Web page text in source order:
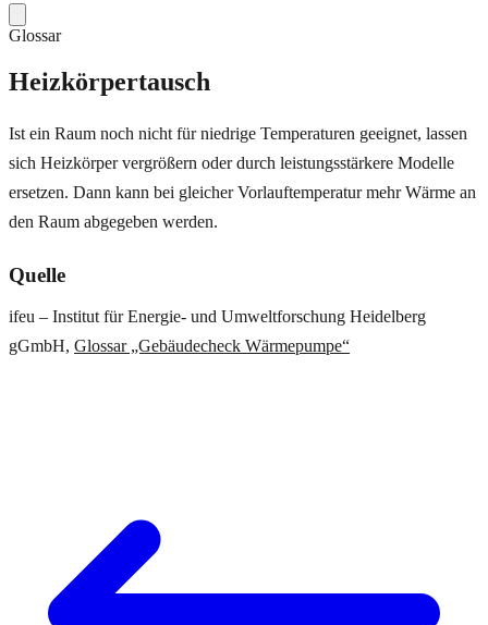
Glossar
Heizkörpertausch
Ist ein Raum noch nicht für niedrige Temperaturen geeignet, lassen
sich Heizkörper vergrößern oder durch leistungsstärkere Modelle
ersetzen. Dann kann bei gleicher Vorlauftemperatur mehr Wärme an
den Raum abgegeben werden.
Quelle
ifeu – Institut für Energie- und Umweltforschung Heidelberg
gGmbH, Glossar „Gebäudecheck Wärmepumpe“